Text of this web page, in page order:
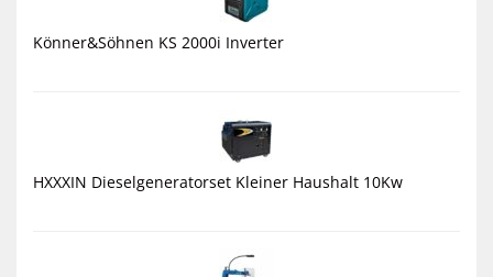
Könner&Söhnen KS 2000i Inverter
HXXXIN Dieselgeneratorset Kleiner Haushalt 10Kw